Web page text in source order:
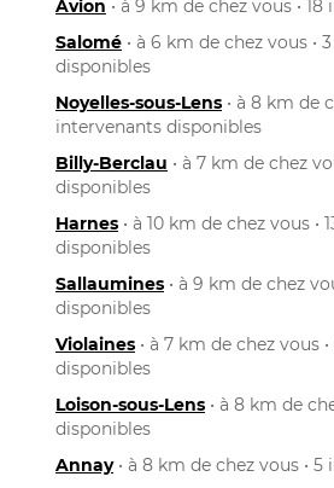
Avion • à 9 km de chez vous •
Salomé • à 6 km de chez vous •
disponibles
Noyelles-sous-Lens • à 8 km de
intervenants disponibles
Billy-Berclau • à 7 km de chez
disponibles
Harnes • à 10 km de chez vous •
disponibles
Sallaumines • à 9 km de chez
disponibles
Violaines • à 7 km de chez vous
disponibles
Loison-sous-Lens • à 8 km de
disponibles
Annay• à 8 km de chez vous •